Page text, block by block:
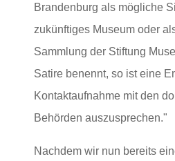
Brandenburg als mögliche
zukünftiges Museum oder
Sammlung der Stiftung
Satire benennt, so ist eine
Kontaktaufnahme mit den
Behörden auszusprechen."
Nachdem wir nun bereits